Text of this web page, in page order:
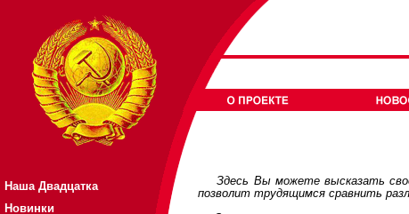
Наша Двадцатка
Новинки
Здесь Вы можете высказать
позволит трудящимся сравнить